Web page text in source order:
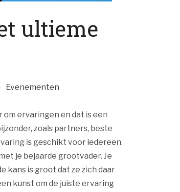
ultieme
Evenementen
ervaringen en dat is een
zoals partners, beste
is geschikt voor iedereen.
je bejaarde grootvader. Je
kans is groot dat ze zich daar
kunst om de juiste ervaring